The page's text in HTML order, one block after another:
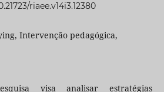
riaee.v14i3.12380
Intervenção pedagógica,
visa analisar estratégias